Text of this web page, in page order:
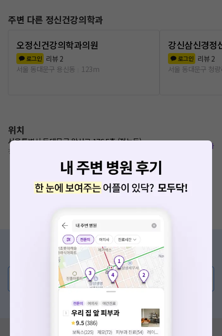
주변 다른 정신건강의학과
오정신건강의학과의원
로그인 리뷰 2
서울 동대문구 용신동
123m
강신삼신경정
로그인 리뷰 2
서울 동대문구 청
위치
서울특별시 동대문구 왕산로 176 5층 (전농동)
청량리역 6번출구 20m
복사
증상/치료, 궁금한 점이 있나요?
의사가 직접 답해드려요!
💬 무엇이든 물어보세요
혹시 잘못된 병원정보가 있나요?